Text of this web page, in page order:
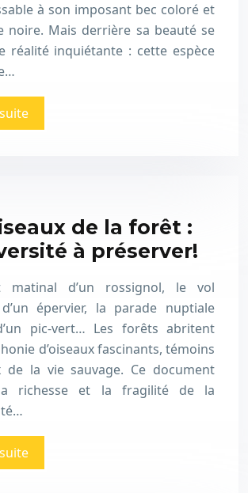
à son imposant bec coloré et
noire. Mais derrière sa beauté se
réalité inquiétante : cette espèce
de la forêt :
à préserver!
matinal d’un rossignol, le vol
épervier, la parade nuptiale
pic-vert… Les forêts abritent
d’oiseaux fascinants, témoins
de la vie sauvage. Ce document
richesse et la fragilité de la